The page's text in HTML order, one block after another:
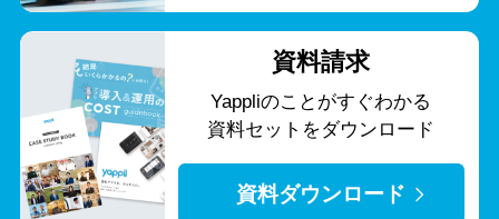
資料請求
Yappliのことがすぐわかる
資料セットをダウンロード
資料ダウンロード